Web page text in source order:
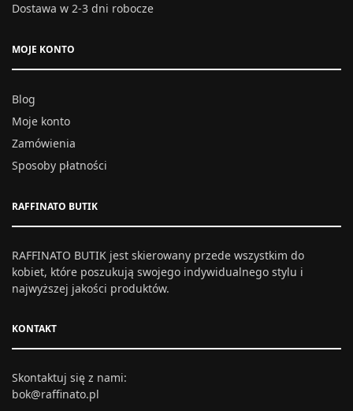
Dostawa w 2-3 dni robocze
MOJE KONTO
Blog
Moje konto
Zamówienia
Sposoby płatności
RAFFINATO BUTIK
RAFFINATO BUTIK jest skierowany przede wszystkim do
kobiet, które poszukują swojego indywidualnego stylu i
najwyższej jakości produktów.
KONTAKT
Skontaktuj się z nami:
bok@raffinato.pl